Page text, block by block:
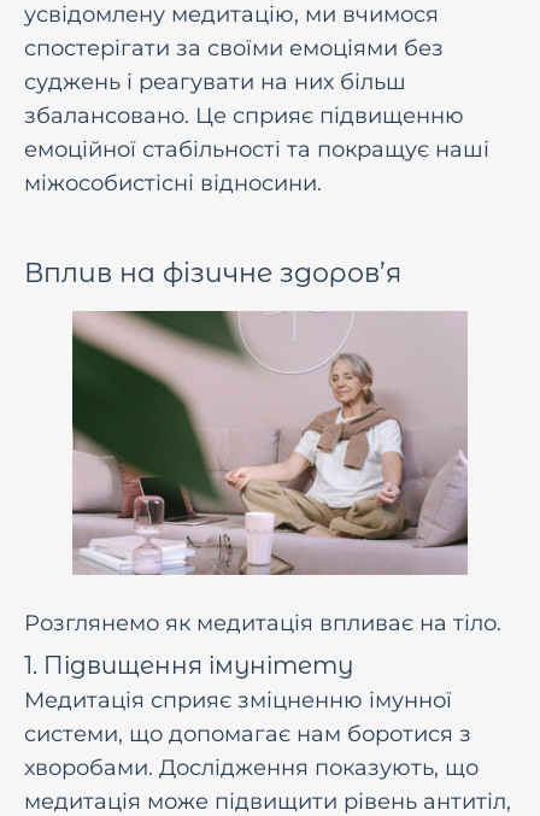
усвідомлену медитацію, ми вчимося
спостерігати за своїми емоціями без
суджень і реагувати на них більш
збалансовано. Це сприяє підвищенню
емоційної стабільності та покращує наші
міжособистісні відносини.
Вплив на фізичне здоров’я
Розглянемо як медитація впливає на тіло.
1. Підвищення імунітету
Медитація сприяє зміцненню імунної
системи, що допомагає нам боротися з
хворобами. Дослідження показують, що
медитація може підвищити рівень антитіл,